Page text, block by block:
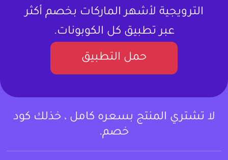
الترويجية لأشهر الماركات بخصم أكثر
عبر تطبيق كل الكوبونات.
حمل التطبيق
لا تشتري المنتج بسعره كامل ، خذلك كود
خصم.